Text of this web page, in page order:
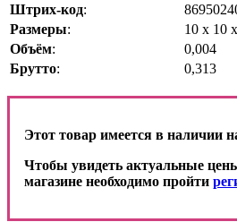
Штрих-код:
Размеры:
10 х 10
Объём:
0,004
Брутто: 0,313
Этот товар имеется в наличии
Чтобы увидеть актуальные
магазине необходимо пройти